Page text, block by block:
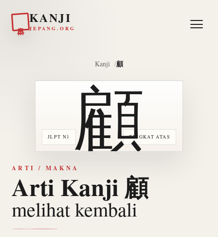
KANJI
JEPANG.ORG
Kanji 顧
JLPT N1 TINGKAT ATAS
顧
ARTI / MAKNA
Arti Kanji 顧
melihat kembali